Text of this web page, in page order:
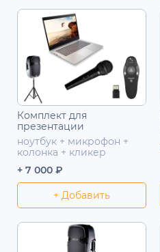
Комплект для
презентации
ноутбук + микрофон +
колонка + кликер
+ 7 000 ₽
+ Добавить